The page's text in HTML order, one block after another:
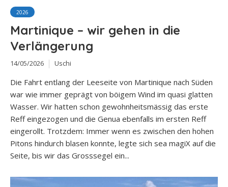
2026
Martinique – wir gehen in die
Verlängerung
14/05/2026 Uschi
Die Fahrt entlang der Leeseite von Martinique nach Süden
war wie immer geprägt von böigem Wind im quasi glatten
Wasser. Wir hatten schon gewohnheitsmässig das erste
Reff eingezogen und die Genua ebenfalls im ersten Reff
eingerollt. Trotzdem: Immer wenn es zwischen den hohen
Pitons hindurch blasen konnte, legte sich sea magiX auf die
Seite, bis wir das Grosssegel ein...